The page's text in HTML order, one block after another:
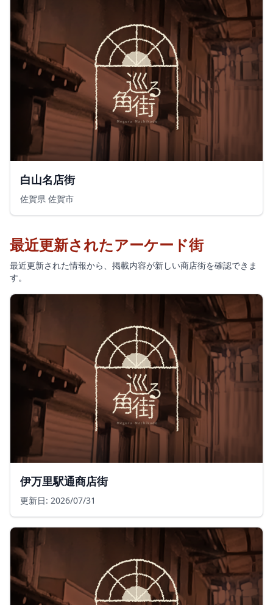
白山名店街
佐賀県 佐賀市
最近更新されたアーケード街
最近更新された情報から、掲載内容が新しい商店街を確認できま
す。
伊万里駅通商店街
更新日: 2026/07/31